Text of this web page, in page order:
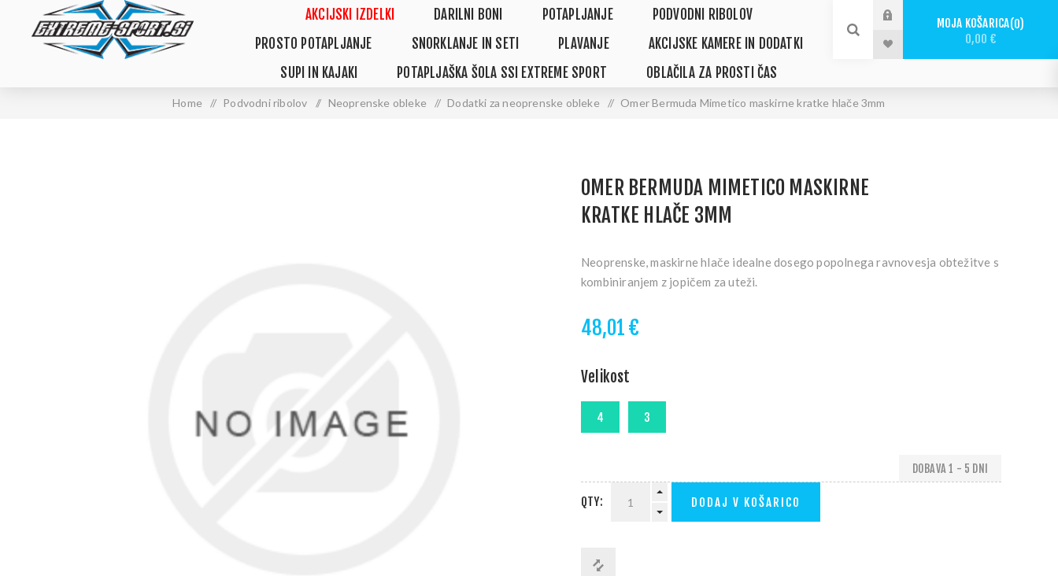
AKCIJSKI IZDELKI DARILNI BONI POTAPLJANJE
PODVODNI RIBOLOV
PROSTO POTAPLJANJE
SNORKLANJE IN SETI PLAVANJE
AKCIJSKE KAMERE IN DODATKI
SUPI IN KAJAKI
POTAPLJAŠKA ŠOLA SSI EXTREME SPORT OBLAČILA ZA PROSTI ČAS
MOJA KOŠARICA 0
0,00 €
Home / Podvodni ribolov / Neoprenske obleke / Dodatki za neoprenske obleke / Omer Bermuda Mimetico maskirne kratke hlače 3mm
OMER BERMUDA MIMETICO MASKIRNE
KRATKE HLAČE 3MM
Neoprenske, maskirne hlače idealne dosego popolnega ravnovesja obtežitve s
kombiniranjem z jopičem za uteži.
48,01 €
Velikost
DOBAVA 1 - 5 DNI
QTY: DODAJ V KOŠARICO